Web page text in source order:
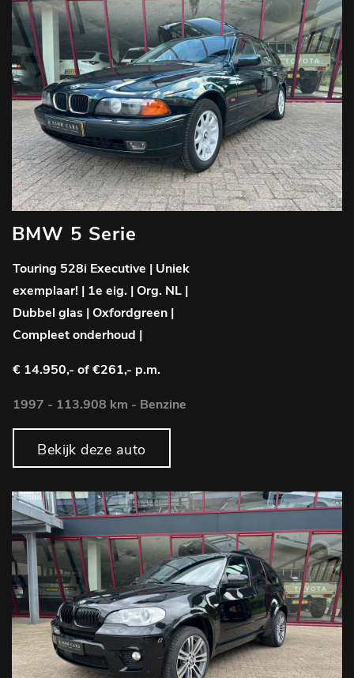
BMW 5 Serie
Touring 528i Executive | Uniek
exemplaar! | 1e eig. | Org. NL |
Dubbel glas | Oxfordgreen |
Compleet onderhoud |
€ 14.950,- of €261,- p.m.
1997 - 113.908 km - Benzine
Bekijk deze auto